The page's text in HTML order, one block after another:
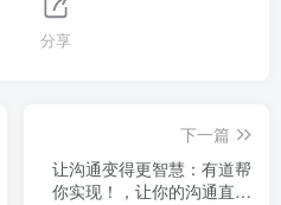
分享
下一篇
让沟通变得更智慧：有道帮
你实现！，让你的沟通直达